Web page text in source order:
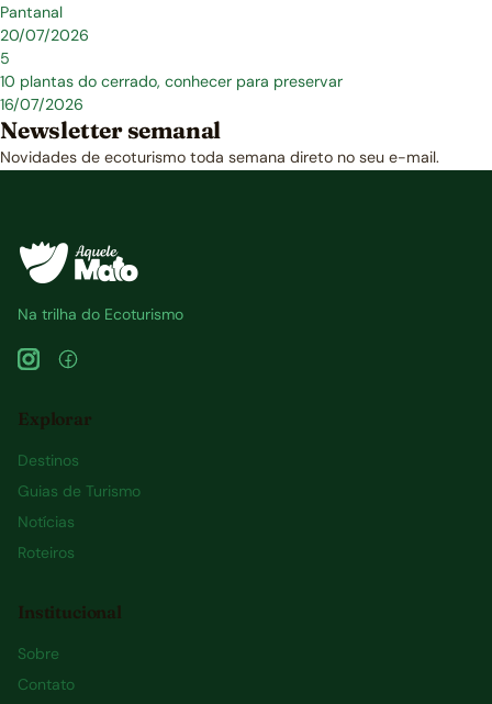
Pantanal
20/07/2026
5
10 plantas do cerrado, conhecer para preservar
16/07/2026
Newsletter semanal
Novidades de ecoturismo toda semana direto no seu e-mail.
Na trilha do Ecoturismo
Explorar
Destinos
Guias de Turismo
Notícias
Roteiros
Institucional
Sobre
Contato